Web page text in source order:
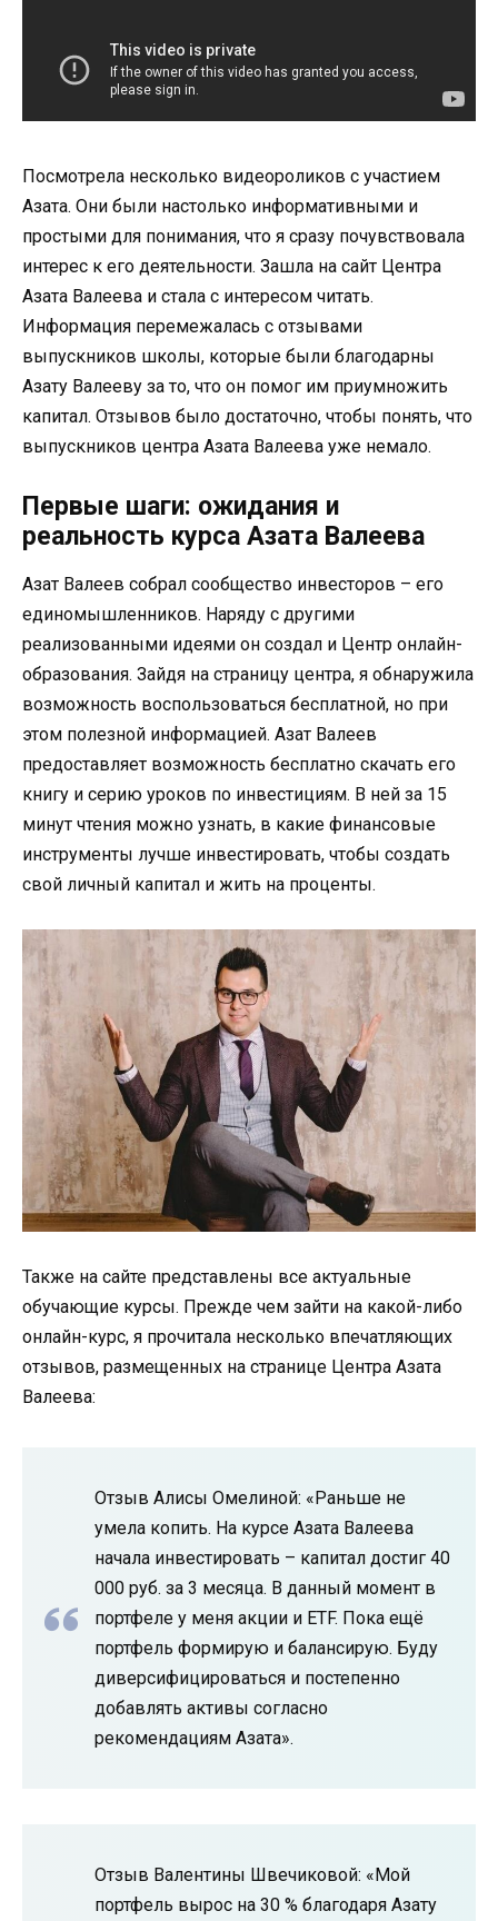
Посмотрела несколько видеороликов с участием
Азата. Они были настолько информативными и
простыми для понимания, что я сразу почувствовала
интерес к его деятельности. Зашла на сайт Центра
Азата Валеева и стала с интересом читать.
Информация перемежалась с отзывами
выпускников школы, которые были благодарны
Азату Валееву за то, что он помог им приумножить
капитал. Отзывов было достаточно, чтобы понять, что
выпускников центра Азата Валеева уже немало.
Первые шаги: ожидания и
реальность курса Азата Валеева
Азат Валеев собрал сообщество инвесторов – его
единомышленников. Наряду с другими
реализованными идеями он создал и Центр онлайн-
образования. Зайдя на страницу центра, я обнаружила
возможность воспользоваться бесплатной, но при
этом полезной информацией. Азат Валеев
предоставляет возможность бесплатно скачать его
книгу и серию уроков по инвестициям. В ней за 15
минут чтения можно узнать, в какие финансовые
инструменты лучше инвестировать, чтобы создать
свой личный капитал и жить на проценты.
Также на сайте представлены все актуальные
обучающие курсы. Прежде чем зайти на какой-либо
онлайн-курс, я прочитала несколько впечатляющих
отзывов, размещенных на странице Центра Азата
Валеева:
Отзыв Алисы Омелиной: «Раньше не
умела копить. На курсе Азата Валеева
начала инвестировать – капитал достиг 40
000 руб. за 3 месяца. В данный момент в
портфеле у меня акции и ETF. Пока ещё
портфель формирую и балансирую. Буду
диверсифицироваться и постепенно
добавлять активы согласно
рекомендациям Азата».
Отзыв Валентины Швечиковой: «Мой
портфель вырос на 30 % благодаря Азату